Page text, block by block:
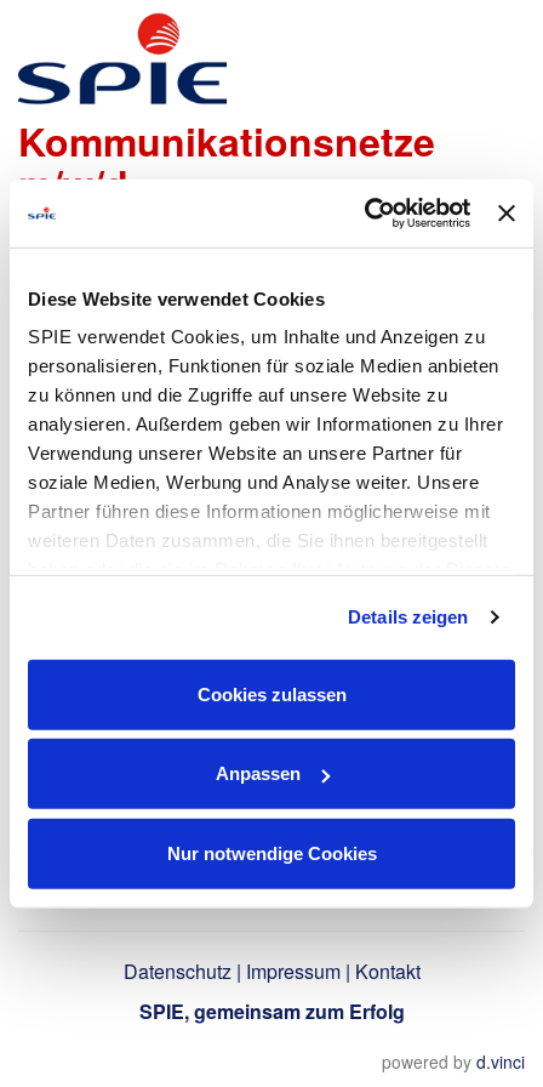
Diese Website verwendet Cookies
SPIE verwendet Cookies, um Inhalte und Anzeigen zu
personalisieren, Funktionen für soziale Medien anbieten
zu können und die Zugriffe auf unsere Website zu
analysieren. Außerdem geben wir Informationen zu Ihrer
Verwendung unserer Website an unsere Partner für
soziale Medien, Werbung und Analyse weiter. Unsere
Partner führen diese Informationen möglicherweise mit
weiteren Daten zusammen, die Sie ihnen bereitgestellt
Verarbeitung Ihrer Daten in den USA ein. Alle weiteren
Informationen zu Cookies finden Sie in unseren
Datenschutzhinweisen .
Details zeigen
Cookies zulassen
Anpassen
Nur notwendige Cookies
Bauleiter
Kommunikationsnetze
m/w/d
möchtest!
Um den Bewerbungsprozess für Dich so einfach wie
möglich zu gestalten, bieten wir Dir folgende Möglichkeiten
an, um Daten zu übermitteln:
Bewerbungsformular
ausfüllen
Lebenslauf
hochladen
Zurück
Datenschutz| Impressum| Kontakt
SPIE, gemeinsam zum Erfolg
powered by d.vinci